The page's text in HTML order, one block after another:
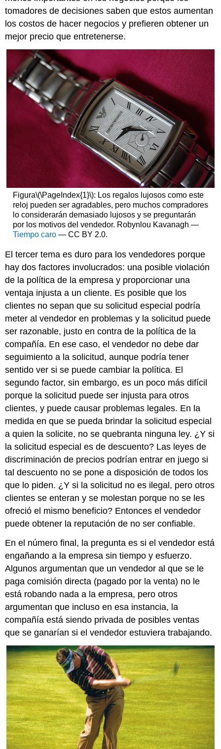
tomadores de decisiones saben que estos aumentan
los costos de hacer negocios y prefieren obtener un
mejor precio que entretenerse.
Figura\(\PageIndex{1}\): Los regalos lujosos como este
reloj pueden ser agradables, pero muchos compradores
lo considerarán demasiado lujosos y se preguntarán
por los motivos del vendedor. Robynlou Kavanagh —
Tiempo caro— CC BY 2.0.
El tercer tema es duro para los vendedores porque
hay dos factores involucrados: una posible violación
de la política de la empresa y proporcionar una
ventaja injusta a un cliente. Es posible que los
clientes no sepan que su solicitud especial podría
meter al vendedor en problemas y la solicitud puede
ser razonable, justo en contra de la política de la
compañía. En ese caso, el vendedor no debe dar
seguimiento a la solicitud, aunque podría tener
sentido ver si se puede cambiar la política. El
segundo factor, sin embargo, es un poco más difícil
porque la solicitud puede ser injusta para otros
clientes, y puede causar problemas legales. En la
medida en que se pueda brindar la solicitud especial
a quien la solicite, no se quebranta ninguna ley. ¿Y si
la solicitud especial es de descuento? Las leyes de
discriminación de precios podrían entrar en juego si
tal descuento no se pone a disposición de todos los
que lo piden. ¿Y si la solicitud no es ilegal, pero otros
clientes se enteran y se molestan porque no se les
ofreció el mismo beneficio? Entonces el vendedor
puede obtener la reputación de no ser confiable.
En el número final, la pregunta es si el vendedor está
engañando a la empresa sin tiempo y esfuerzo.
Algunos argumentan que un vendedor al que se le
paga comisión directa (pagado por la venta) no le
está robando nada a la empresa, pero otros
argumentan que incluso en esa instancia, la
compañía está siendo privada de posibles ventas
que se ganarían si el vendedor estuviera trabajando.